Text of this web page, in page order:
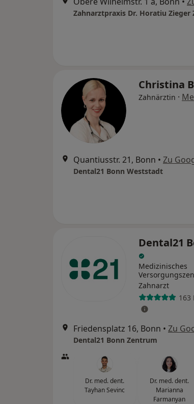
Zahnarztpraxis Dr. Horatiu Zieger
Christina
Zahnärztin ·
Quantiusstr. 21, Bonn • Zu
Dental21 Bonn Weststadt
Dental21
Medizinisches
Zahnarzt
163
Friedensplatz 16, Bonn • Zu
Dental21 Bonn Zentrum
Dr. med. dent.
Tayhan Sevinc
Dr. med. dent.
Marianna
Farmanyan